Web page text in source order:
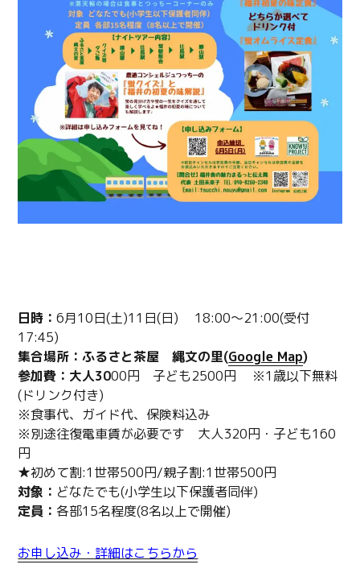
日時：6月10日(土)11日(日) 18:00～21:00(受付
17:45)
集合場所：ふるさと茶屋 縄文の里(Google Map)
参加費：大人3000円 子ども2500円 ※1歳以下無料
(ドリンク付き)
※食事代、ガイド代、保険料込み
※別途往復電車賃が必要です 大人320円・子ども160
円
★初めて割:1世帯500円/親子割:1世帯500円
対象： どなたでも(小学生以下保護者同伴)
定員： 各部15名程度(8名以上で開催)
お申し込み・詳細はこちらから